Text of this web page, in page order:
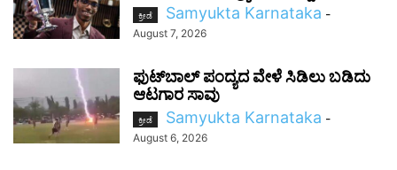
ಕ್ರೀಡೆ Samyukta Karnataka -
August 7, 2026
ಫುಟ್‌ಬಾಲ್ ಪಂದ್ಯದ ವೇಳೆ ಸಿಡಿಲು ಬಡಿದು
ಆಟಗಾರ ಸಾವು
ಕ್ರೀಡೆ Samyukta Karnataka -
August 6, 2026